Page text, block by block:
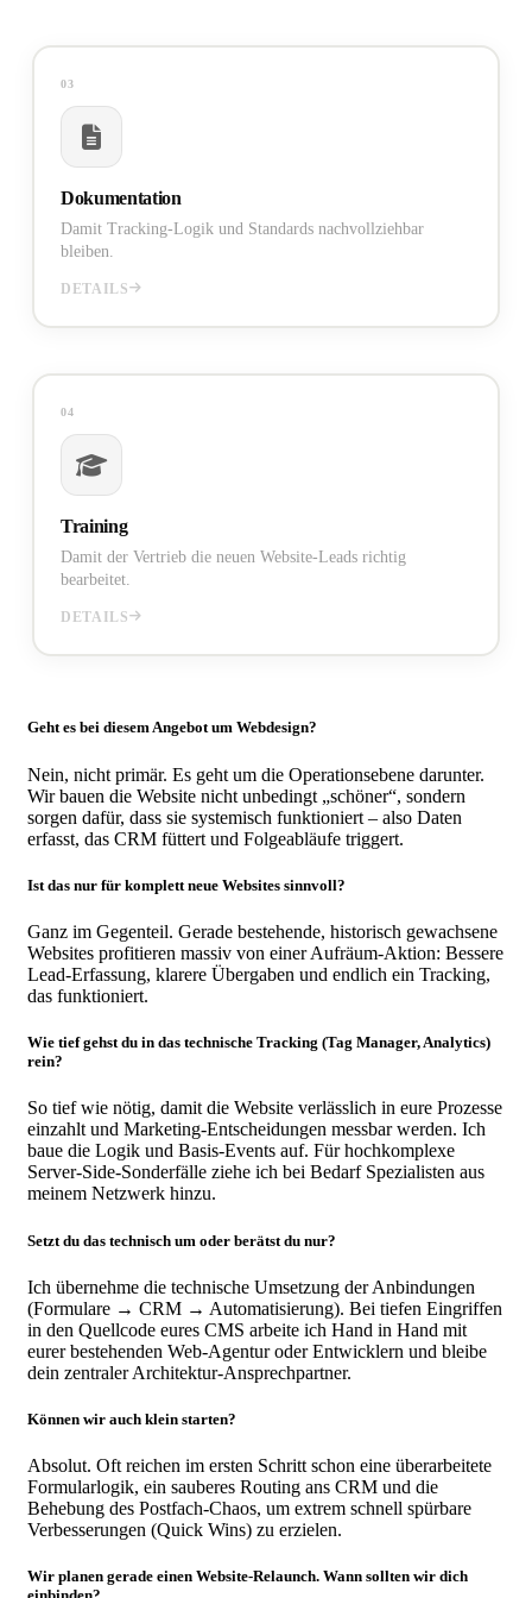
03
Dokumentation
Damit Tracking-Logik und Standards nachvollziehbar
bleiben.
DETAILS
Tracking-Logik und die Formular-
für das gesamte Team nachvollziehbar
bleiben — auch in 6 Monaten noch.
04
Training
Damit der Vertrieb die neuen Website-Leads richtig
bearbeitet.
DETAILS
genau weiß, wie er die neuen,
im CRM bearbeiten
muss — vom ersten Blick bis zum Anruf.
Geht es bei diesem Angebot um Webdesign?
Nein, nicht primär. Es geht um die Operationsebene darunter.
Wir bauen die Website nicht unbedingt „schöner“, sondern
sorgen dafür, dass sie systemisch funktioniert – also Daten
erfasst, das CRM füttert und Folgeabläufe triggert.
Ist das nur für komplett neue Websites sinnvoll?
Ganz im Gegenteil. Gerade bestehende, historisch gewachsene
Websites profitieren massiv von einer Aufräum-Aktion: Bessere
Lead-Erfassung, klarere Übergaben und endlich ein Tracking,
das funktioniert.
Wie tief gehst du in das technische Tracking (Tag Manager, Analytics)
rein?
So tief wie nötig, damit die Website verlässlich in eure Prozesse
einzahlt und Marketing-Entscheidungen messbar werden. Ich
baue die Logik und Basis-Events auf. Für hochkomplexe
Server-Side-Sonderfälle ziehe ich bei Bedarf Spezialisten aus
meinem Netzwerk hinzu.
Setzt du das technisch um oder berätst du nur?
Ich übernehme die technische Umsetzung der Anbindungen
(Formulare → CRM → Automatisierung). Bei tiefen Eingriffen
in den Quellcode eures CMS arbeite ich Hand in Hand mit
eurer bestehenden Web-Agentur oder Entwicklern und bleibe
dein zentraler Architektur-Ansprechpartner.
Können wir auch klein starten?
Absolut. Oft reichen im ersten Schritt schon eine überarbeitete
Formularlogik, ein sauberes Routing ans CRM und die
Behebung des Postfach-Chaos, um extrem schnell spürbare
Verbesserungen (Quick Wins) zu erzielen.
Wir planen gerade einen Website-Relaunch. Wann sollten wir dich